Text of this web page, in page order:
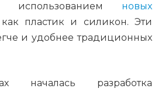
использованием новых
пластик и силикон. Эти
и удобнее традиционных
началась разработка